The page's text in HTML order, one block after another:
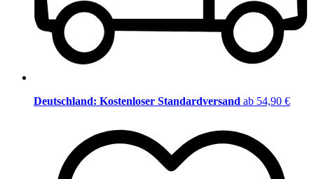
Deutschland: Kostenloser Standardversand ab 54,90 €